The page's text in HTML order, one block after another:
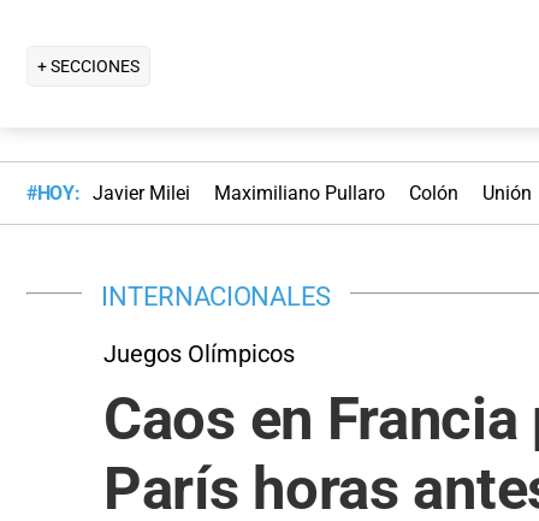
+ SECCIONES
#HOY: Javier Milei Maximiliano Pullaro Colón Unión
INTERNACIONALES
Juegos Olímpicos
Caos en
París horas